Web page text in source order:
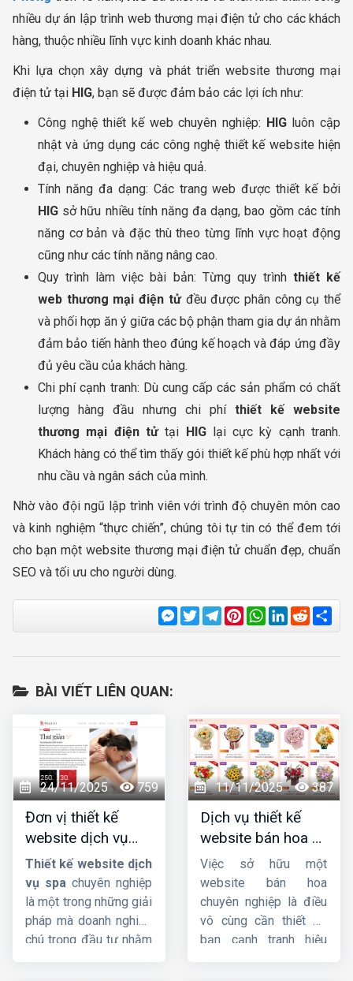
nhiều dự án lập trình web thương mại điện tử cho các khách
hàng, thuộc nhiều lĩnh vực kinh doanh khác nhau.
Khi lựa chọn xây dựng và phát triển website thương mại
điện tử tại HIG, bạn sẽ được đảm bảo các lợi ích như:
Công nghệ thiết kế web chuyên nghiệp: HIGluôn cập
nhật và ứng dụng các công nghệ thiết kế website hiện
đại, chuyên nghiệp và hiệu quả.
Tính năng đa dạng: Các trang web được thiết kế bởi
HIG sở hữu nhiều tính năng đa dạng, bao gồm các tính
năng cơ bản và đặc thù theo từng lĩnh vực hoạt động
cũng như các tính năng nâng cao.
Quy trình làm việc bài bản: Từng quy trình thiết kế
web thương mại điện tửđều được phân công cụ thể
và phối hợp ăn ý giữa các bộ phận tham gia dự án nhằm
đảm bảo tiến hành theo đúng kế hoạch và đáp ứng đầy
đủ yêu cầu của khách hàng.
Chi phí cạnh tranh: Dù cung cấp các sản phẩm có chất
lượng hàng đầu nhưng chi phí thiết kế website
thương mại điện tửtại HIGlại cực kỳ cạnh tranh.
Khách hàng có thể tìm thấy gói thiết kế phù hợp nhất với
nhu cầu và ngân sách của mình.
Nhờ vào đội ngũ lập trình viên với trình độ chuyên môn cao
và kinh nghiệm “thực chiến”, chúng tôi tự tin có thể đem tới
cho bạn một website thương mại điện tử chuẩn đẹp, chuẩn
SEO và tối ưu cho người dùng.
Messenger
TwitterTelegram
Pinterest
WhatsApp
LinkedIn
Reddit
BÀI VIẾT LIÊN QUAN:
24/11/2025 759
Đơn vị thiết kế
website dịch vụ
spa uy tín, chuyên
nghiệp, chuẩn SEO
Thiết kế website dịch
vụ spa chuyên nghiệp
là một trong những giải
pháp mà doanh nghiệp
chú trọng đầu tư nhằm
11/11/2025 387
Dịch vụ thiết kế
website bán hoa uy
tín, chuyên nghiệp,
giao diện đẹp
Việc sở hữu một
website bán hoa
chuyên nghiệp là điều
vô cùng cần thiết để
bạn cạnh tranh hiệu